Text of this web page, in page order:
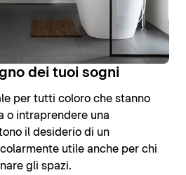
dei tuoi sogni
per tutti coloro che stanno
o intraprendere una
il desiderio di un
utile anche per chi
gli spazi.